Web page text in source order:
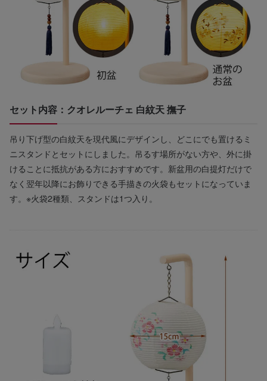
セット内容：クオレルーチェ 白紋天 撫子
吊り下げ型の白紋天を現代風にデザインし、どこにでも置けるミ
ニスタンドとセットにしました。吊るす場所がない方や、外に掛
けることに抵抗がある方におすすめです。新盆用の白提灯だけで
なく翌年以降にお飾りできる手描きの火袋もセットになっていま
す。※火袋2種類、スタンドは1つ入り。